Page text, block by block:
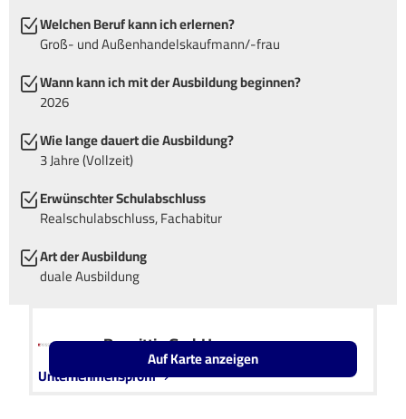
Welchen Beruf kann ich erlernen?
Groß- und Außenhandelskaufmann/-frau
Wann kann ich mit der Ausbildung beginnen?
2026
Wie lange dauert die Ausbildung?
3 Jahre (Vollzeit)
Erwünschter Schulabschluss
Realschulabschluss, Fachabitur
Art der Ausbildung
duale Ausbildung
Rossittis GmbH
Unternehmensprofil Leaflet OpenStreetMap2
Auf Karte anzeigen